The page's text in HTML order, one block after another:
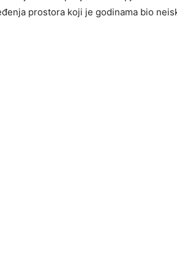
prostora koji je godinama bio